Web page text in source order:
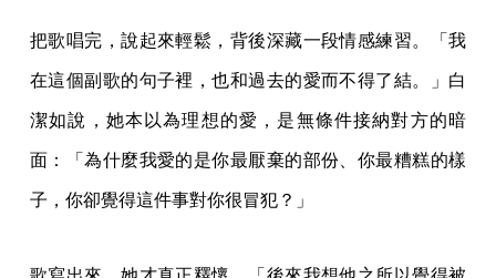
把歌唱完，說起來輕鬆，背後深藏一段情感練習。「我
在這個副歌的句子裡，也和過去的愛而不得了結。」白
潔如說，她本以為理想的愛，是無條件接納對方的暗
面：「為什麼我愛的是你最厭棄的部份、你最糟糕的樣
子，你卻覺得這件事對你很冒犯？」